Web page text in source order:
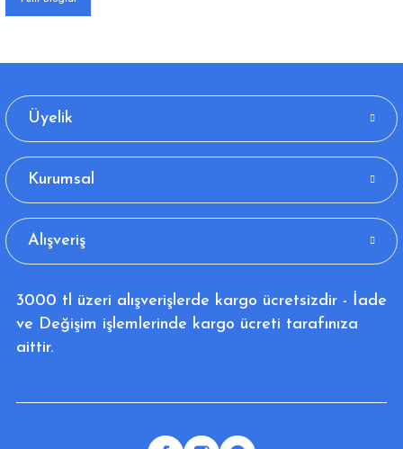
Üyelik
Kurumsal
Alışveriş
3000 tl üzeri alışverişlerde kargo ücretsizdir - İade
ve Değişim işlemlerinde kargo ücreti tarafınıza
aittir.